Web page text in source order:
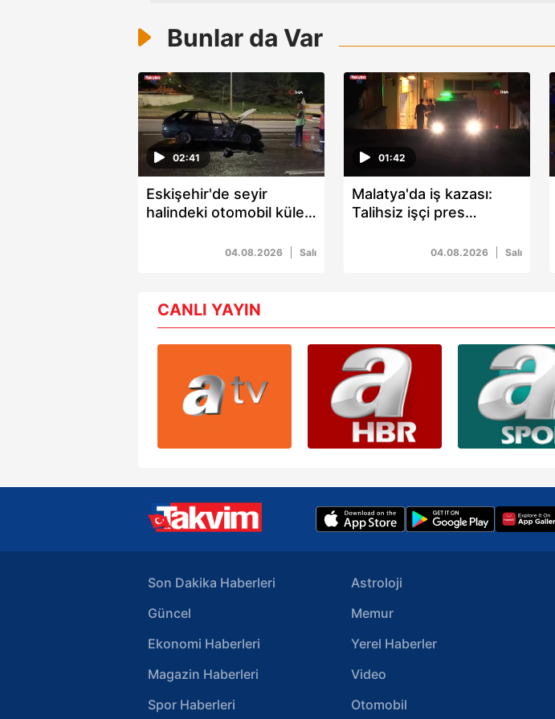
Bunlar da Var
02:41
Eskişehir'de seyir
halindeki otomobil küle
04.08.2026 Salı
01:42
Malatya'da iş kazası:
Talihsiz işçi pres
04.08.2026 Salı
CANLI YAYIN
Son Dakika Haberleri
Güncel
Ekonomi Haberleri
Magazin Haberleri
Spor Haberleri
Astroloji
Memur
Yerel Haberler
Video
Otomobil